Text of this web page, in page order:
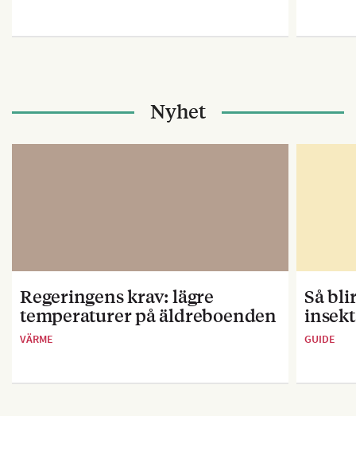
Nyhet
Regeringens krav: lägre
temperaturer på äldreboenden
VÄRME
Så
GUIDE